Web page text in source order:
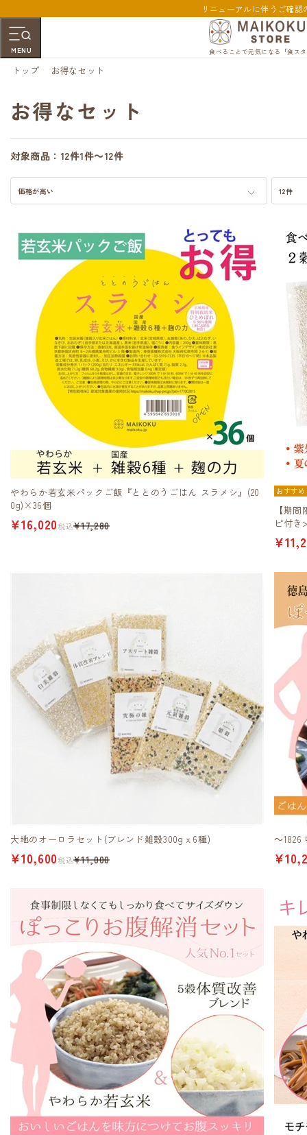
リニューアルに伴うご確認
MENU 食べることで元気になる「食ス
トップ お得なセット
お得なセット
対象商品： 12件1件～12件
価格が高い 12件
やわらか若玄米パックご飯『ととのうごはん スラメシ』(20
0g)×36個
¥16,020税込¥17,280
おすすめ
【期
ピ付き
大地のオーロラセット(ブレンド雑穀300gｘ6種)
¥10,600税込¥11,000
～1826